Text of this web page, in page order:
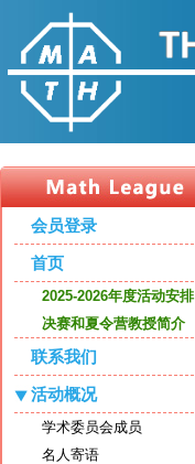
会员登录
首页
2025-2026年度活动安排
决赛和夏令营教授简介
联系我们
活动概况
学术委员会成员
名人寄语